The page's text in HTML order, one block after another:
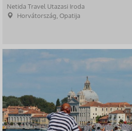
Netida Travel Utazasi Iroda
Horvátország, Opatija